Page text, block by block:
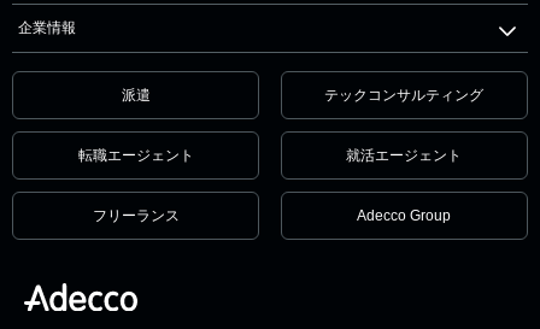
企業情報
派遣 テックコンサルティング
転職エージェント 就活エージェント
フリーランス Adecco Group